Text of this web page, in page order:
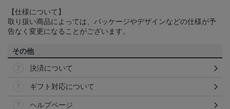
【仕様について】
取り扱い商品によっては、パッケージやデザインなどの仕様が予
告なく変更になることがございます。
その他
決済について
ギフト対応について
ヘルプページ